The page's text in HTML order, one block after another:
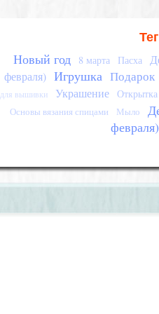
Новый год 8 марта Пасха
февраля) Игрушка Подарок
для вышивки
Украшение Открытка
Основы вязания спицами
Мыло
февраля)